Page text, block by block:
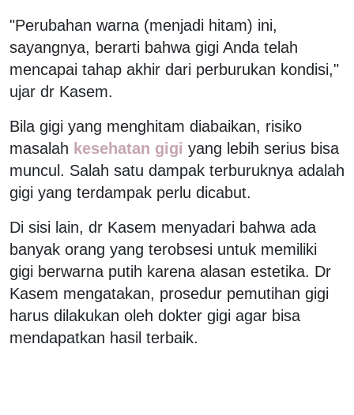
"Perubahan warna (menjadi hitam) ini,
sayangnya, berarti bahwa gigi Anda telah
mencapai tahap akhir dari perburukan kondisi,"
ujar dr Kasem.
Bila gigi yang menghitam diabaikan, risiko
masalah kesehatan gigi yang lebih serius bisa
muncul. Salah satu dampak terburuknya adalah
gigi yang terdampak perlu dicabut.
Di sisi lain, dr Kasem menyadari bahwa ada
banyak orang yang terobsesi untuk memiliki
gigi berwarna putih karena alasan estetika. Dr
Kasem mengatakan, prosedur pemutihan gigi
harus dilakukan oleh dokter gigi agar bisa
mendapatkan hasil terbaik.